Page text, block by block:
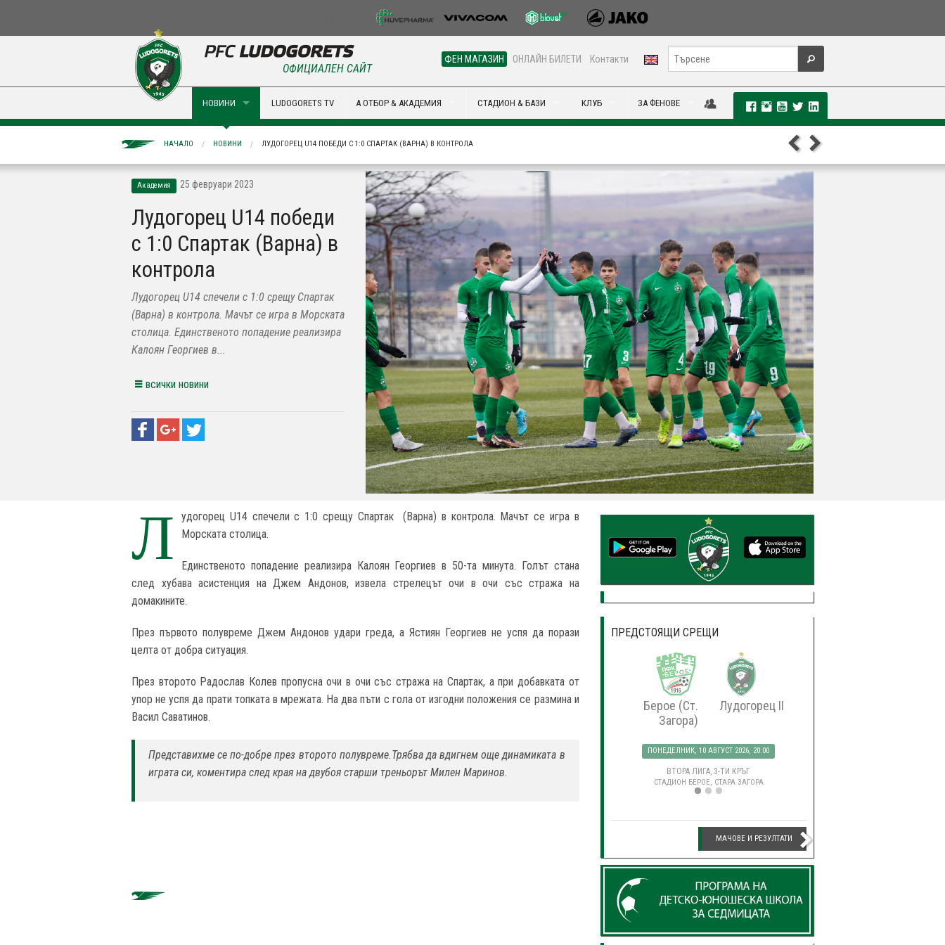
ФЕН МАГАЗИН ОНЛАЙН БИЛЕТИ Контакти
ОФИЦИАЛЕН САЙТ
НОВИНИ LUDOGORETS TV А ОТБОР & АКАДЕМИЯ СТАДИОН & БАЗИ КЛУБ ЗА ФЕНОВЕ
НАЧАЛО НОВИНИ ЛУДОГОРЕЦ U14 ПОБЕДИ С 1:0 СПАРТАК (ВАРНА) В КОНТРОЛА
Академия 25 февруари 2023
Лудогорец U14 победи
с 1:0 Спартак (Варна) в
контрола
Лудогорец U14 спечели с 1:0 срещу Спартак
(Варна) в контрола. Мачът се игра в Морската
столица. Единственото попадение реализира
Калоян Георгиев в...
всички новини
Л
удогорец U14 спечели с 1:0 срещу Спартак (Варна) в контрола. Мачът се игра в
Морската столица.
Единственото попадение реализира Калоян Георгиев в 50-та минута. Голът стана
след хубава асистенция на Джем Андонов, извела стрелецът очи в очи със стража на
домакините.
През първото полувреме Джем Андонов удари греда, а Ястиян Георгиев не успя да порази
целта от добра ситуация.
През второто Радослав Колев пропусна очи в очи със стража на Спартак, а при добавката от
упор не успя да прати топката в мрежата. На два пъти с гола от изгодни положения се размина и
Васил Саватинов.
Представихме се по-добре през второто полувреме.Трябва да вдигнем още динамиката в
играта си, коментира след края на двубоя старши треньорът Милен Маринов.
ПРЕДСТОЯЩИ СРЕЩИ
Берое (Ст.
Загора)
Лудогорец II
ПОНЕДЕЛНИК, 10 АВГУСТ 2026, 20:00
ВТОРА ЛИГА, 3-ТИ КРЪГ
СТАДИОН БЕРОЕ, СТАРА ЗАГОРА
МАЧОВЕ И РЕЗУЛТАТИ